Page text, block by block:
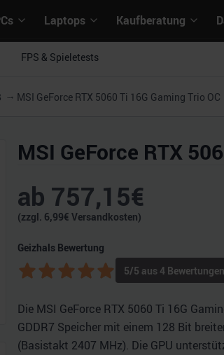
Laptops Kaufberatung
FPS & Spieletests
MSI GeForce RTX 5060 Ti 16G Gaming Trio OC
MSI GeForce RTX
ab 757,15€
(zzgl. 6,99€ Versandkosten)
Geizhals Bewertung
5/5 aus 4 Bewertungen
Die MSI GeForce RTX 5060 Ti 16G
GDDR7 Speicher mit einem 128 Bit
(Basistakt 2407 MHz). Die GPU